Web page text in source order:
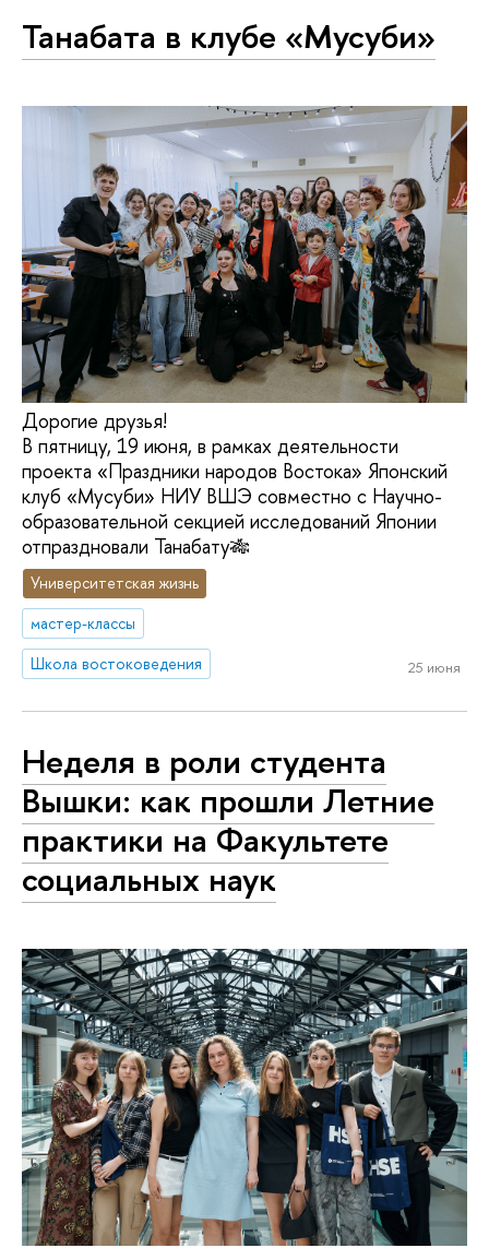
Танабата в клубе «Мусуби»
Дорогие друзья!
В пятницу, 19 июня, в рамках деятельности
проекта «Праздники народов Востока» Японский
клуб «Мусуби» НИУ ВШЭ совместно с Научно-
образовательной секцией исследований Японии
отпраздновали Танабату🎋
Университетская жизнь
мастер-классы
Школа востоковедения
25 июня
Неделя в роли студента
Вышки: как прошли Летние
практики на Факультете
социальных наук